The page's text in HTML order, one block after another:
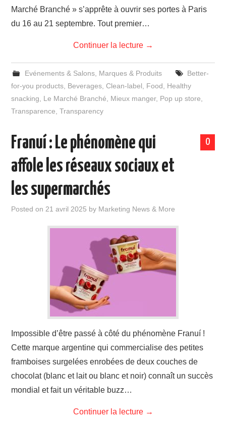
Marché Branché » s’apprête à ouvrir ses portes à Paris
du 16 au 21 septembre. Tout premier…
Continuer la lecture →
Evénements & Salons, Marques & Produits
Better-
for-you products Beverages ,Clean-label Food
Healthy
snacking
Le Marché Branché Mieux manger, Pop up store
Transparence ,Transparency
0
Franuí : Le phénomène qui
affole les réseaux sociaux et
les supermarchés
Posted on 21 avril 2025 by Marketing News & More
Impossible d’être passé à côté du phénomène Franuí !
Cette marque argentine qui commercialise des petites
framboises surgelées enrobées de deux couches de
chocolat (blanc et lait ou blanc et noir) connaît un succès
mondial et fait un véritable buzz…
Continuer la lecture →